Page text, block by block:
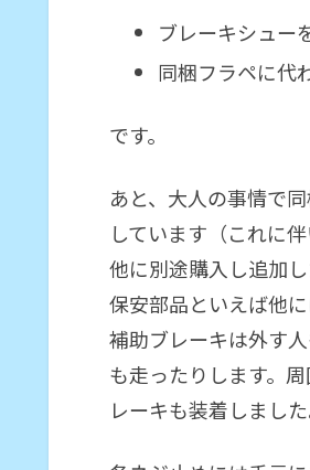
ブレーキシュー
同梱フラペに代
です。
あと、大人の事情で
しています（これに
他に別途購入し追加
保安部品といえば他
補助ブレーキは外す
も走ったりします。
レーキも装着しました